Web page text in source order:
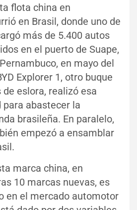
flota china en
en Brasil, donde uno de
más de 5.400 autos
en el puerto de Suape,
en mayo del
Explorer 1, otro buque
eslora, realizó esa
para abastecer la
brasileña. En paralelo,
empezó a ensamblar
marca china, en
10 marcas nuevas, es
en el mercado automotor